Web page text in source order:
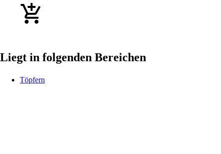
Liegt in folgenden Bereichen
Töpfern